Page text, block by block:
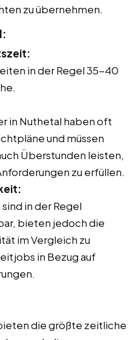
zu übernehmen.
in der Regel 35-40
in Nuthetal haben oft
und müssen
Überstunden leisten,
zu erfüllen.
in der Regel
bieten jedoch die
im Vergleich zu
in Bezug auf
die größte zeitliche